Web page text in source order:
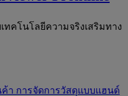
คโนโลยีความจริงเสริมทาง
า การจัดการวัสดุแบบแฮนด์